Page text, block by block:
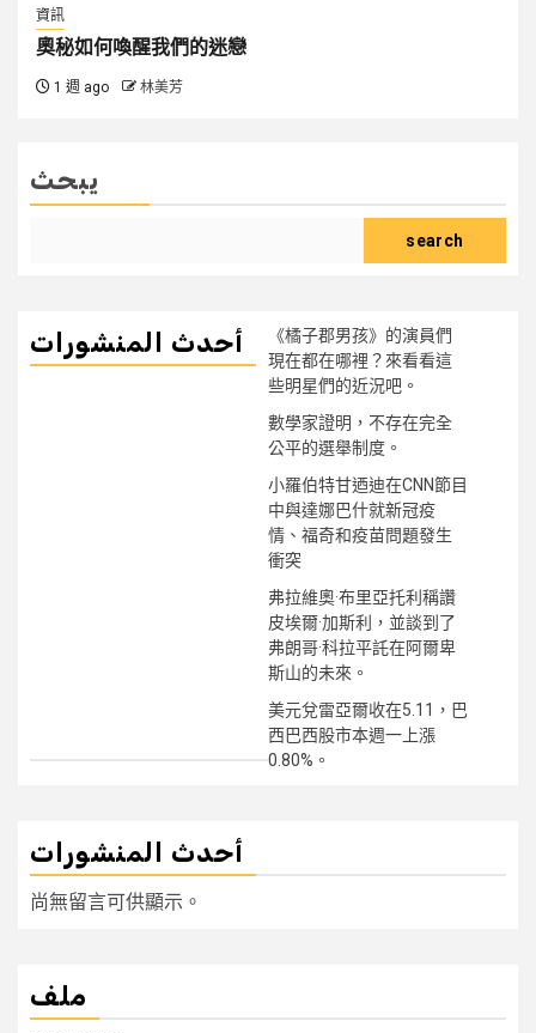
資訊
奧秘如何喚醒我們的迷戀
1 週 ago 林美芳
يبحث
search
أحدث المنشورات
《橘子郡男孩》的演員們
現在都在哪裡？來看看這
些明星們的近況吧。
數學家證明，不存在完全
公平的選舉制度。
小羅伯特甘迺迪在CNN節目
中與達娜巴什就新冠疫
情、福奇和疫苗問題發生
衝突
弗拉維奧·布里亞托利稱讚
皮埃爾·加斯利，並談到了
弗朗哥·科拉平託在阿爾卑
斯山的未來。
美元兌雷亞爾收在5.11，巴
西巴西股市本週一上漲
0.80%。
أحدث المنشورات
尚無留言可供顯示。
ملف